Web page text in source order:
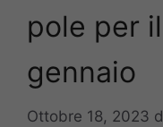
pole per
gennaio
Ottobre 18, 2023